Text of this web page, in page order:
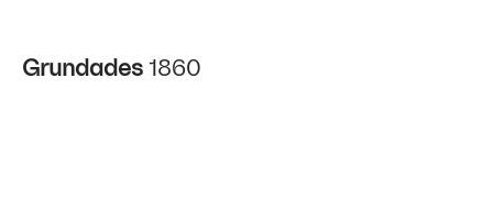
Grundades 1860